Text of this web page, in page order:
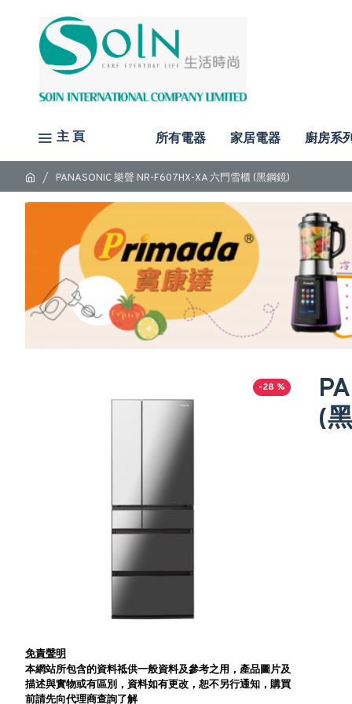
主 頁 所有電器 家居電器 廚房系
PANASONIC 樂聲 NR-F607HX-XA 六門雪櫃 (黑鋼鏡)
-28 %
免責聲明
本網站所包含的資料祗供一般資料及參考之用，產品圖片及
描述與實物或有區別，資料如有更改，恕不另行通知，購買
前請先向代理商查詢了解
(